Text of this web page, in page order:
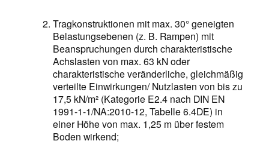
Tragkonstruktionen mit max. 30° geneigten
Belastungsebenen (z. B. Rampen) mit
Beanspruchungen durch charakteristische
Achslasten von max. 63 kN oder
charakteristische veränderliche, gleichmäßig
verteilte Einwirkungen/ Nutzlasten von bis zu
17,5 kN/m² (Kategorie E2.4 nach DIN EN
1991-1-1/NA:2010-12, Tabelle 6.4DE) in
einer Höhe von max. 1,25 m über festem
Boden wirkend;